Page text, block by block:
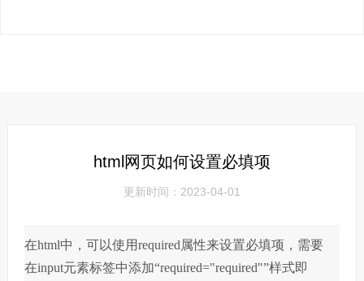
html网页如何设置必填项
更新时间：2023-04-01
在html中，可以使用required属性来设置必填项，需要
在input元素标签中添加“required="required"”样式即